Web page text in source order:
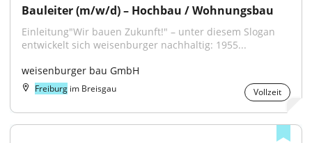
Bauleiter (m/w/d) – Hochbau / Wohnungsbau
Einleitung"Wir bauen Zukunft!" – unter diesem Slogan
entwickelt sich weisenburger nachhaltig: 1955...
weisenburger bau GmbH
Freiburg im Breisgau Vollzeit